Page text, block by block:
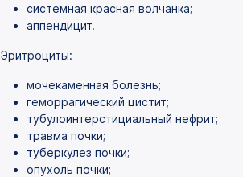
системная красная волчанка;
аппендицит.
Эритроциты:
мочекаменная болезнь;
геморрагический цистит;
тубулоинтерстициальный нефрит;
травма почки;
туберкулез почки;
опухоль почки;